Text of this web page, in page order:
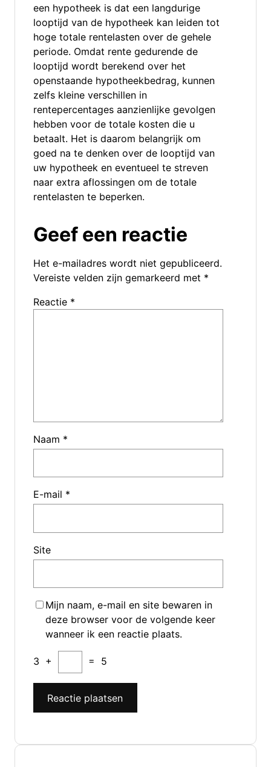
een hypotheek is dat een langdurige
looptijd van de hypotheek kan leiden tot
hoge totale rentelasten over de gehele
periode. Omdat rente gedurende de
looptijd wordt berekend over het
openstaande hypotheekbedrag, kunnen
zelfs kleine verschillen in
rentepercentages aanzienlijke gevolgen
hebben voor de totale kosten die u
betaalt. Het is daarom belangrijk om
goed na te denken over de looptijd van
uw hypotheek en eventueel te streven
naar extra aflossingen om de totale
rentelasten te beperken.
Geef een reactie
Het e-mailadres wordt niet gepubliceerd.
Vereiste velden zijn gemarkeerd met *
Reactie *
Naam *
E-mail *
Site
Mijn naam, e-mail en site bewaren in
deze browser voor de volgende keer
wanneer ik een reactie plaats.
3 + = 5